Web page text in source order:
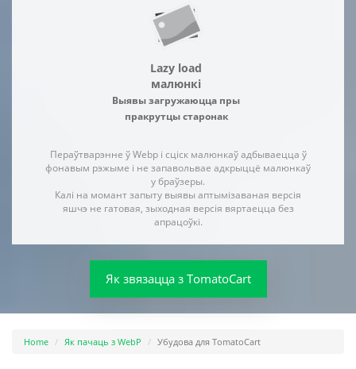
Lazy load
малюнкі
Выявы загружаюцца пры
пракрутцы старонак
Пераўтварэнне ў Webp і сціск малюнкаў адбываецца ў
фонавым рэжыме і не запавольвае адкрыццё малюнкаў
у браўзеры.
Калі на момант запыту выявы аптымізаваная версія
яшчэ не гатовая, зыходная версія вяртаецца без
апрацоўкі.
Як звязацца з TomatoCart
Home Як пачаць з WebP Убудова для TomatoCart